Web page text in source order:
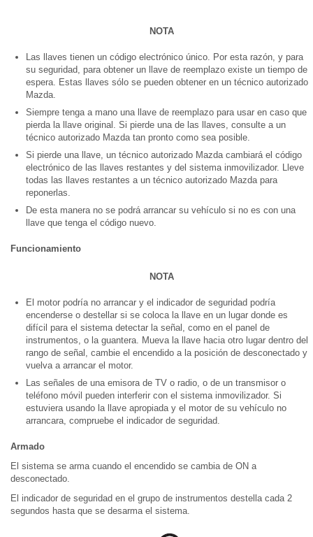
NOTA
Las llaves tienen un código electrónico único. Por esta razón, y para
su seguridad, para obtener un llave de reemplazo existe un tiempo de
espera. Estas llaves sólo se pueden obtener en un técnico autorizado
Mazda.
Siempre tenga a mano una llave de reemplazo para usar en caso que
pierda la llave original. Si pierde una de las llaves, consulte a un
técnico autorizado Mazda tan pronto como sea posible.
Si pierde una llave, un técnico autorizado Mazda cambiará el código
electrónico de las llaves restantes y del sistema inmovilizador. Lleve
todas las llaves restantes a un técnico autorizado Mazda para
reponerlas.
De esta manera no se podrá arrancar su vehículo si no es con una
llave que tenga el código nuevo.
Funcionamiento
NOTA
El motor podría no arrancar y el indicador de seguridad podría
encenderse o destellar si se coloca la llave en un lugar donde es
difícil para el sistema detectar la señal, como en el panel de
instrumentos, o la guantera. Mueva la llave hacia otro lugar dentro del
rango de señal, cambie el encendido a la posición de desconectado y
vuelva a arrancar el motor.
Las señales de una emisora de TV o radio, o de un transmisor o
teléfono móvil pueden interferir con el sistema inmovilizador. Si
estuviera usando la llave apropiada y el motor de su vehículo no
arrancara, compruebe el indicador de seguridad.
Armado
El sistema se arma cuando el encendido se cambia de ON a
desconectado.
El indicador de seguridad en el grupo de instrumentos destella cada 2
segundos hasta que se desarma el sistema.